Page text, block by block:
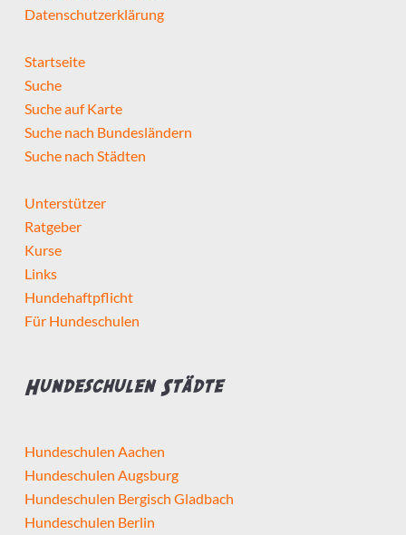
Datenschutzerklärung
Startseite
Suche
Suche auf Karte
Suche nach Bundesländern
Suche nach Städten
Unterstützer
Ratgeber
Kurse
Links
Hundehaftpflicht
Für Hundeschulen
Hundeschulen Städte
Hundeschulen Aachen
Hundeschulen Augsburg
Hundeschulen Bergisch Gladbach
Hundeschulen Berlin